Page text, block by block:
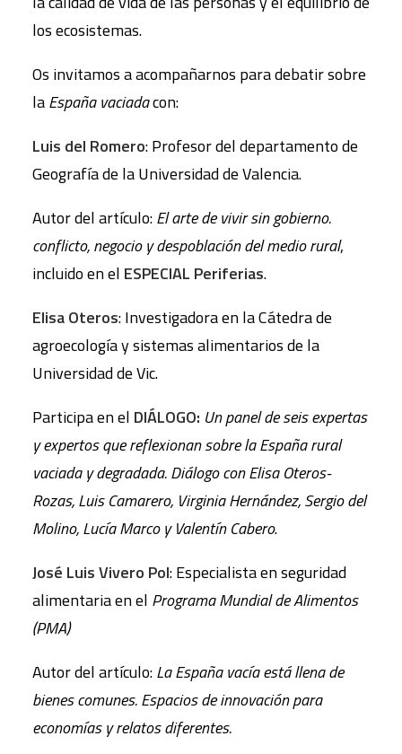
los ecosistemas.
Os invitamos a acompañarnos para debatir sobre
laEspaña vaciadacon:
Luis del Romero: Profesor del departamento de
Geografía de la Universidad de Valencia.
Autor del artículo:El arte de vivir sin gobierno.
conflicto, negocio y despoblación del medio rural,
incluido en el ESPECIAL Periferias.
Elisa Oteros: Investigadora en la Cátedra de
agroecología y sistemas alimentarios de la
Universidad de Vic.
Participa en el DIÁLOGO: Un panel de seis expertas
y expertos que reflexionan sobre la España rural
vaciada y degradada. Diálogo con Elisa Oteros-
Rozas, Luis Camarero, Virginia Hernández, Sergio del
Molino, Lucía Marco y Valentín Cabero.
José Luis Vivero Pol: Especialista en seguridad
alimentaria en el Programa Mundial de Alimentos
(PMA)
Autor del artículo:La España vacía está llena de
bienes comunes. Espacios de innovación para
economías y relatos diferentes.